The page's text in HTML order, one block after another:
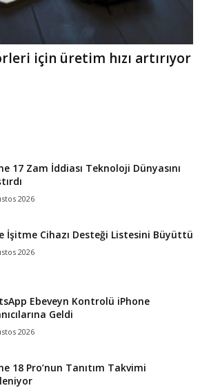
için üretim hızı artırıyor
17 Zam İddiası Teknoloji Dünyasını
2026
İşitme Cihazı Desteği Listesini Büyüttü
2026
Ebeveyn Kontrolü iPhone
Geldi
2026
18 Pro’nun Tanıtım Takvimi